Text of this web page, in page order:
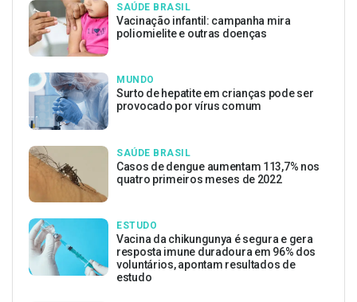
SAÚDE BRASIL
Vacinação infantil: campanha mira
poliomielite e outras doenças
MUNDO
Surto de hepatite em crianças pode ser
provocado por vírus comum
SAÚDE BRASIL
Casos de dengue aumentam 113,7% nos
quatro primeiros meses de 2022
ESTUDO
Vacina da chikungunya é segura e gera
resposta imune duradoura em 96% dos
voluntários, apontam resultados de
estudo